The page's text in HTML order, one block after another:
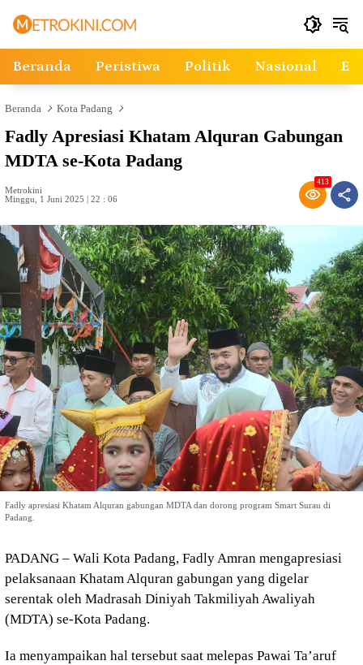
Beranda Peristiwa Politik Nasional
Beranda Kota Padang
Fadly Apresiasi Khatam Alquran Gabungan
MDTA se-Kota Padang
Metrokini
Minggu, 1 Juni 2025 | 22 : 06
413
Fadly apresiasi Khatam Alquran gabungan MDTA dan dorong program Smart Surau di
Padang.
PADANG – Wali Kota Padang, Fadly Amran mengapresiasi
pelaksanaan Khatam Alquran gabungan yang digelar
serentak oleh Madrasah Diniyah Takmiliyah Awaliyah
(MDTA) se-Kota Padang.
Ia menyampaikan hal tersebut saat melepas Pawai Ta’aruf